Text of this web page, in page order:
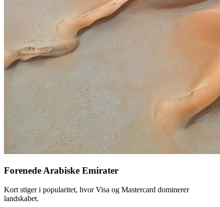
Forenede Arabiske Emirater
Kort stiger i popularitet, hvor Visa og Mastercard dominerer
landskabet.